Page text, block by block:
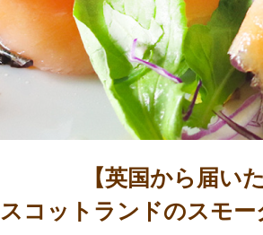
【英国から届い
スコットランドのスモー